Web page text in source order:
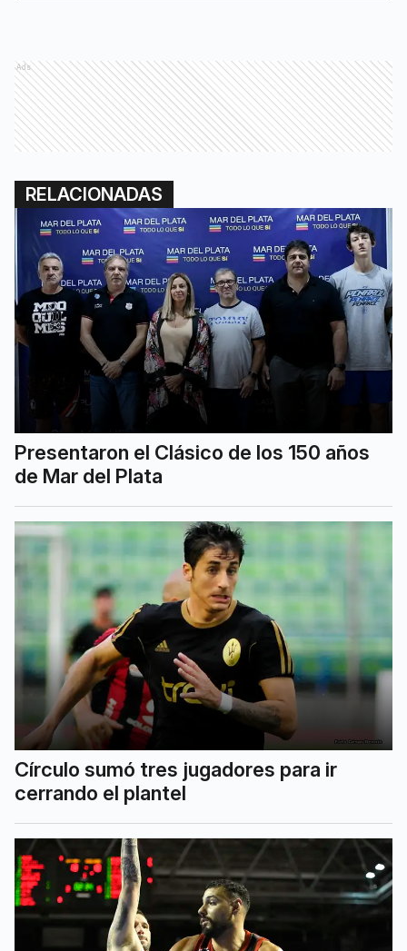
Ads
RELACIONADAS
Presentaron el Clásico de los 150 años
de Mar del Plata
Círculo sumó tres jugadores para ir
cerrando el plantel